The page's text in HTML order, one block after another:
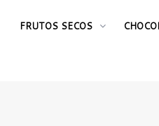
FRUTOS SECOS